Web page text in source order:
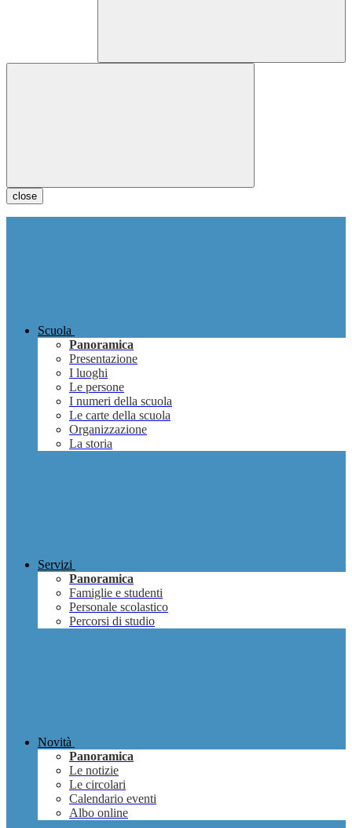
close
Scuola
Panoramica
Presentazione
I luoghi
Le persone
I numeri della scuola
Le carte della scuola
Organizzazione
La storia
Servizi
Panoramica
Famiglie e studenti
Personale scolastico
Percorsi di studio
Novità
Panoramica
Le notizie
Le circolari
Calendario eventi
Albo online